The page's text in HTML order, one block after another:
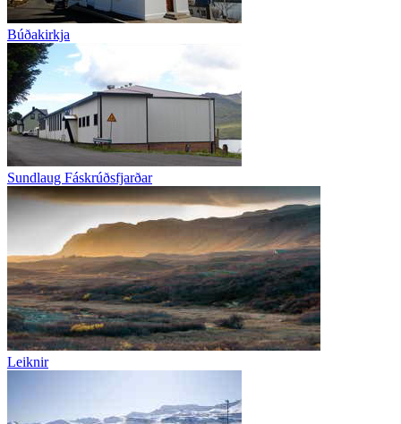
Búðakirkja
Sundlaug Fáskrúðsfjarðar
Leiknir